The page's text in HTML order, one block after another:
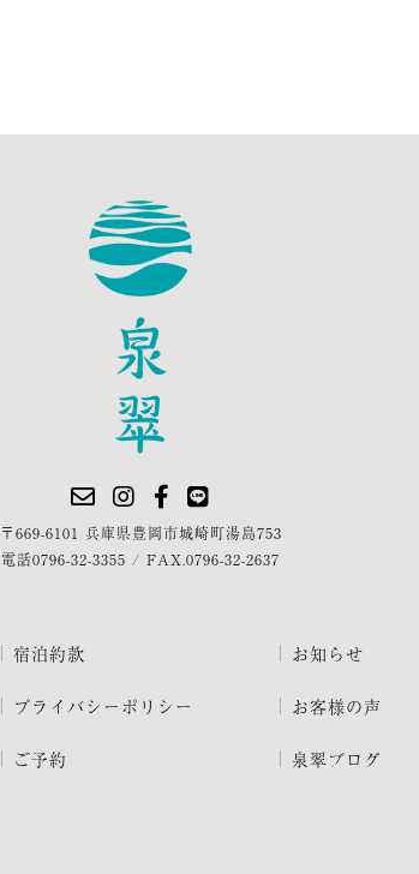
〒669-6101 兵庫県豊岡市城崎町湯島753
電話0796-32-3355 / FAX.0796-32-2637
宿泊約款
プライバシーポリシー
ご予約
お知らせ
お客様の声
泉翠ブログ